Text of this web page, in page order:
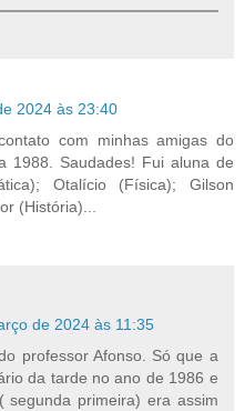
2024 às 23:40
com minhas amigas do
1988. Saudades! Fui aluna de
Otalício (Física); Gilson
(História)...
de 2024 às 11:35
professor Afonso. Só que a
da tarde no ano de 1986 e
segunda primeira) era assim